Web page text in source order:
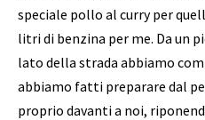
speciale pollo al curry per
litri di benzina per me. Da un
lato della strada abbiamo
abbiamo fatti preparare dal
proprio davanti a noi,